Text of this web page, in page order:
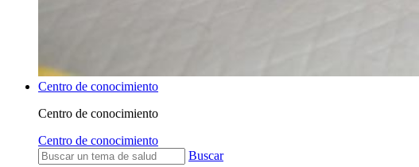
Centro de conocimiento
Centro de conocimiento
Centro de conocimiento
Buscar